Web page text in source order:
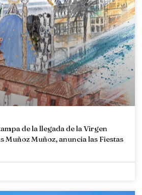
de la llegada de la Virgen
Muñoz Muñoz, anuncia las Fiestas